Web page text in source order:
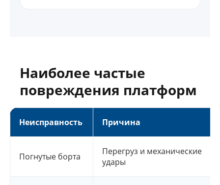
Наиболее частые
повреждения платформ
Неисправность Причина
Погнутые борта
Перегруз и механические
удары